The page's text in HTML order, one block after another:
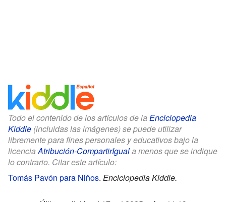
Todo el contenido de los artículos de la Enciclopedia
Kiddle (incluidas las imágenes) se puede utilizar
libremente para fines personales y educativos bajo la
licenciaAtribución-CompartirIguala menos que se indique
lo contrario. Citar este artículo:
Tomás Pavón para Niños. Enciclopedia Kiddle.